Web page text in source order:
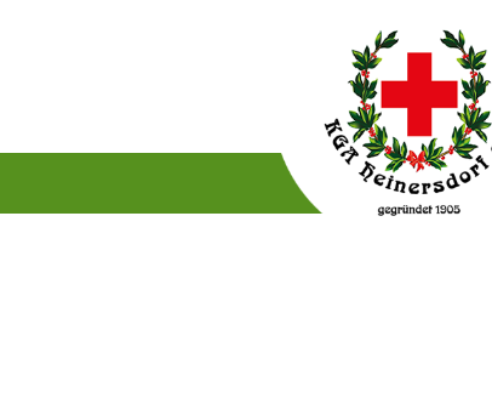
Gartenordnung